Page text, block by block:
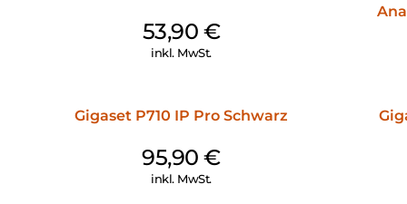
53,90 €
inkl. MwSt.
Gigaset P710 IP Pro Schwarz
95,90€
inkl. MwSt.